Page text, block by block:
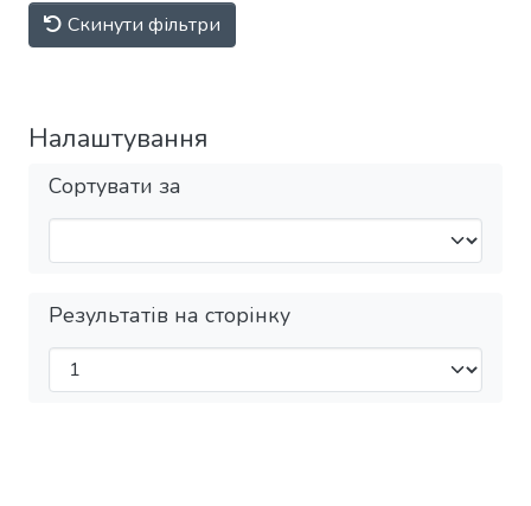
Скинути фільтри
Налаштування
Сортувати за
Результатів на сторінку